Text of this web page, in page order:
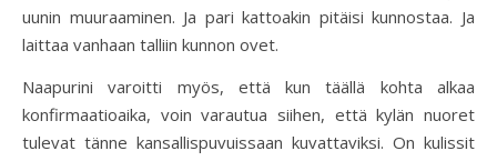
uunin muuraaminen. Ja pari kattoakin pitäisi kunnostaa. Ja
laittaa vanhaan talliin kunnon ovet.
Naapurini varoitti myös, että kun täällä kohta alkaa
konfirmaatioaika, voin varautua siihen, että kylän nuoret
tulevat tänne kansallispuvuissaan kuvattaviksi. On kulissit